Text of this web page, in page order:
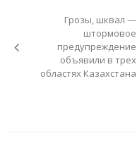
Грозы, шквал —
штормовое
предупреждение
объявили в трех
областях Казахстана